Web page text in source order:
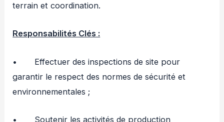
terrain et coordination.
Responsabilités Clés :
• Effectuer des inspections de site pour
garantir le respect des normes de sécurité et
environnementales ;
• Soutenir les activités de production